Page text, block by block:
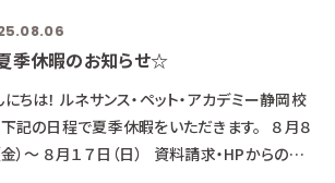
、第１回推薦・一般入試に備えよう！◎ ▼動物
師科 エコー検査を体験してみよう！＆リハビリ
ション中級編 ▼ペットエステ
季休暇のお知らせ☆
にちは！ ルネサンス・ペット・アカデミー静岡校
下記の日程で夏季休暇をいただきます。 ８月８
金）～ ８月１７日（日） 資料請求・HPからのお